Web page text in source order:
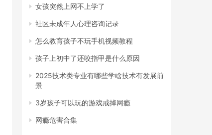
女孩突然上网不上学了
社区未成年人心理咨询记录
怎么教育孩子不玩手机视频教程
孩子上初中了还咬指甲是什么原因
2025技术类专业有哪些学啥技术有发展前
景
3岁孩子可以玩的游戏戒掉网瘾
网瘾危害合集